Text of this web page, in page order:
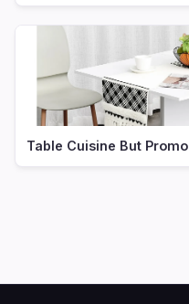
Table Cuisine But Promo